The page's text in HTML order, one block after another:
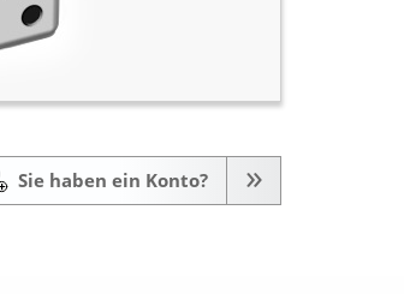
Sie haben ein Konto?